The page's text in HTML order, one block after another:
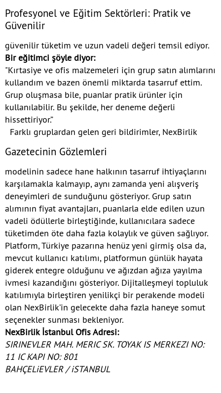
Profesyonel ve Eğitim Sektörleri: Pratik ve
Güvenilir
güvenilir tüketim ve uzun vadeli değeri temsil ediyor.
Bir eğitimci şöyle diyor:
"Kırtasiye ve ofis malzemeleri için grup satın alımlarını
kullandım ve bazen önemli miktarda tasarruf ettim.
Grup oluşmasa bile, puanlar pratik ürünler için
kullanılabilir. Bu şekilde, her deneme değerli
hissettiriyor.”
Gazetecinin Gözlemleri
Farklı gruplardan gelen geri bildirimler, NexBirlik
modelinin sadece hane halkının tasarruf ihtiyaçlarını
karşılamakla kalmayıp, aynı zamanda yeni alışveriş
deneyimleri de sunduğunu gösteriyor. Grup satın
alımının fiyat avantajları, puanlarla elde edilen uzun
vadeli ödüllerle birleştiğinde, kullanıcılara sadece
tüketimden öte daha fazla kolaylık ve güven sağlıyor.
Platform, Türkiye pazarına henüz yeni girmiş olsa da,
mevcut kullanıcı katılımı, platformun günlük hayata
giderek entegre olduğunu ve ağızdan ağıza yayılma
ivmesi kazandığını gösteriyor. Dijitalleşmeyi topluluk
katılımıyla birleştiren yenilikçi bir perakende modeli
olan NexBirlik’in gelecekte daha fazla haneye somut
seçenekler sunması bekleniyor.
NexBirlik İstanbul Ofis Adresi:
SIRINEVLER MAH. MERIC SK. TOYAK IS MERKEZI NO:
11 IC KAPI NO: 801
BAHÇELiEVLER / iSTANBUL